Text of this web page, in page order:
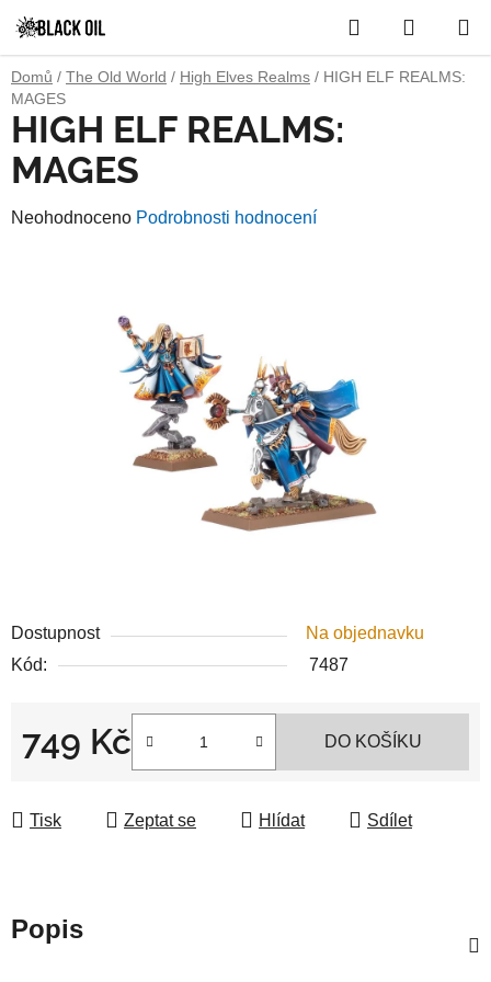
na
obsah
Hledat
KOŠÍK
Domů / The Old World / High Elves Realms / HIGH ELF REALMS:
MAGES
Dostupnost
Na objednavku
Kód:
7487
749 Kč DO KOŠÍKU
Tisk Zeptat se Hlídat Sdílet
HIGH ELF REALMS:
MAGES
Průměrné
Neohodnoceno Podrobnosti hodnocení
Popis